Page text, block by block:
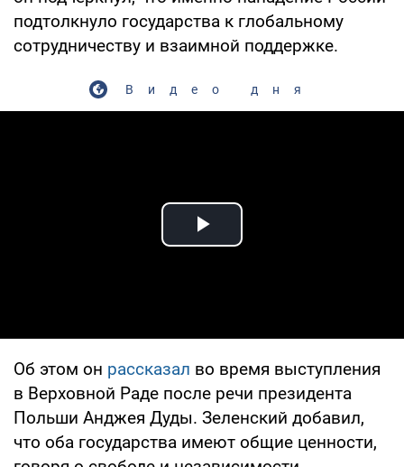
подтолкнуло государства к глобальному
сотрудничеству и взаимной поддержке.
Видео дня
Play Video
Об этом он рассказал во время выступления
в Верховной Раде после речи президента
Польши Анджея Дуды. Зеленский добавил,
что оба государства имеют общие ценности,